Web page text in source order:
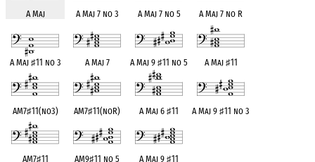
A Maj A Maj 7 no 3 A Maj 7 no 5 A Maj 7 no R
A Maj ♯11 no 3 A Maj 7 A Maj 9♯11 no 5 A Maj ♯11
AM7♯11(no3) AM7♯11(noR) A Maj 6♯11 A Maj 9♯11 no 3
AM7♯11 AM9♯11 no 5 A Maj 9♯11